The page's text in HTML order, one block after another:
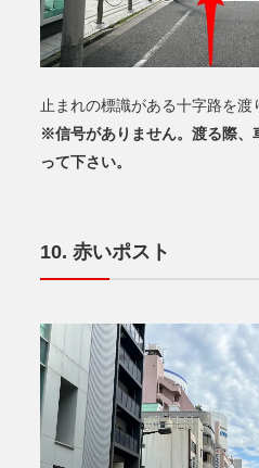
止まれの標識がある十字路を渡
※信号がありません。渡る際、
って下さい。
赤いポスト